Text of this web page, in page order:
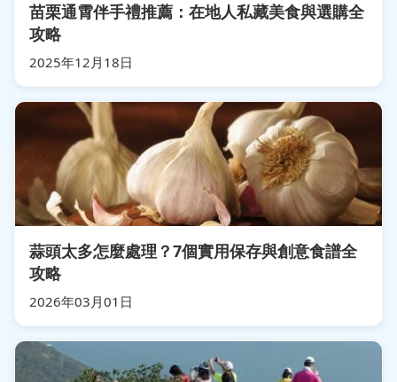
苗栗通霄伴手禮推薦：在地人私藏美食與選購全
攻略
2025年12月18日
蒜頭太多怎麼處理？7個實用保存與創意食譜全
攻略
2026年03月01日